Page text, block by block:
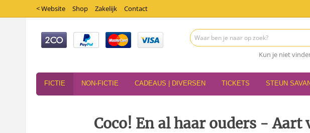
< Website Shop Zakelijk Contact
Kun je niet
FICTIE NON-FICTIE CADEAUS | DIVERSEN TICKETS STEUN
Coco! En al haar ouders - Aart